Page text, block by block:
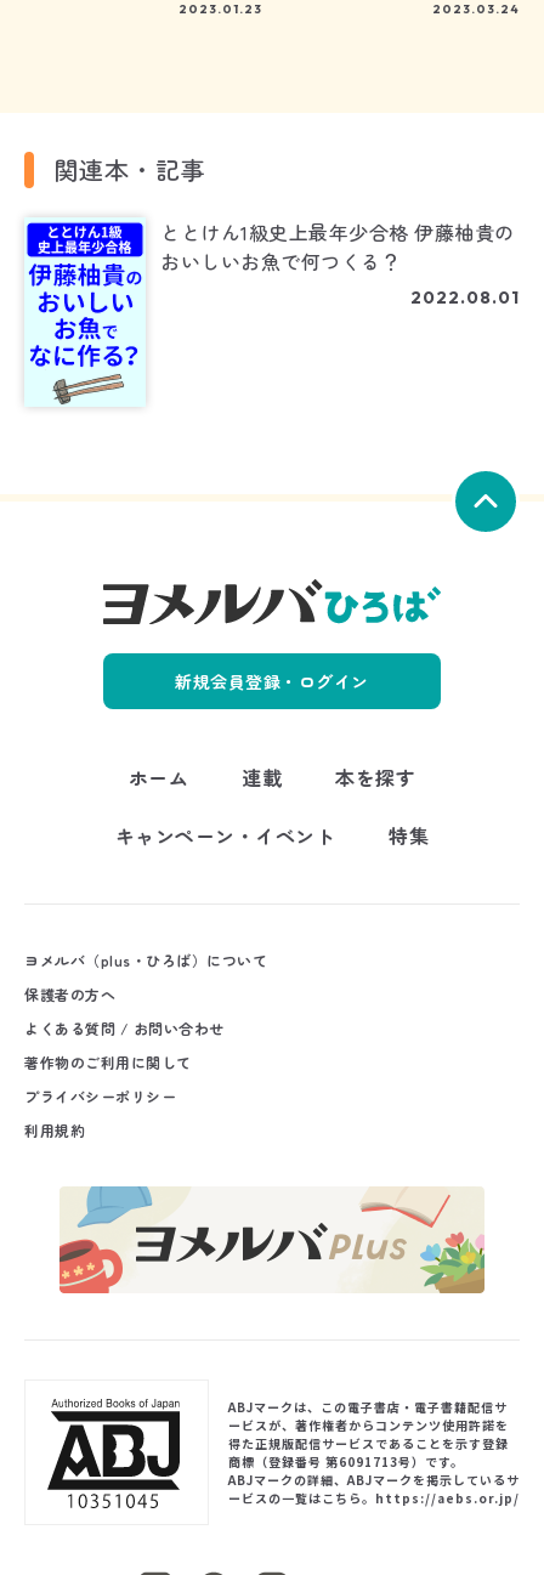
2023.01.23 2023.03.24
関連本・記事
ととけん1級史上最年少合格 伊藤柚貴の
おいしいお魚で何つくる？
2022.08.01
新規会員登録・ログイン
ホーム 連載
本を探す
キャンペーン・イベント
特集
ヨメルバ（plus・ひろば）について
保護者の方へ
よくある質問 / お問い合わせ
著作物のご利用に関して
プライバシーポリシー
利用規約
ABJマークは、この電子書店・電子書籍配信サ
ービスが、著作権者からコンテンツ使用許諾を
得た正規版配信サービスであることを示す登録
商標（登録番号 第6091713号）です。
ABJマークの詳細、ABJマークを掲示しているサ
ービスの一覧はこちら。 https://aebs.or.jp/